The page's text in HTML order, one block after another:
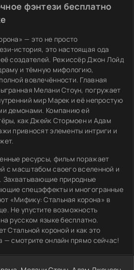
фэнтези бесплатно
— это не просто
история, это настоящая ода
создателей. Режиссёр Джон Лойд
и тёмную мифологию,
вовлечённости. Главная
Мелани Стоун, погружает
мир Марек и её непростую
демонами. Компанию ей
как Джейк Стормоен и Адам
привносят элементы интриги и
ресурсы, фильм поражает
с масштабом своего вселенной и
Захватывающие природные
спецэффекты и многогранные
«Мифику: Стальная корона» в
Не упустите возможность
русском языке бесплатно.
Стальной короной и как это
— смотрите онлайн прямо сейчас!